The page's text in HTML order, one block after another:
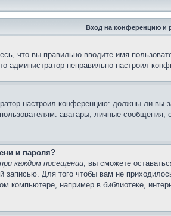
Вход на конференцию и
что вы правильно вводите имя
администратор неправильно настроил
настроил конференцию: должны ли
аватары, личные сообщения,
и пароля?
каждом посещении, вы сможете
записью. Для того чтобы вам не
компьютере, например в библиотеке,